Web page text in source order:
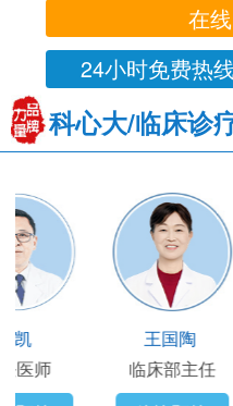
在
24小时免费热
科心大/临床诊
临